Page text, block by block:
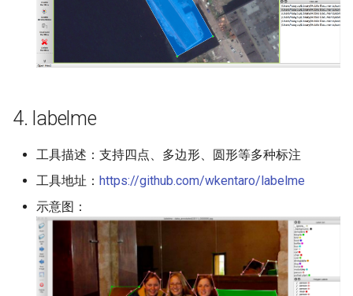
4. labelme
工具描述：支持四点、多边形、圆形等多种标注
工具地址： https://github.com/wkentaro/labelme
示意图：